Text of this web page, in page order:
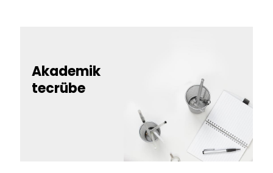
Akademik
tecrübe